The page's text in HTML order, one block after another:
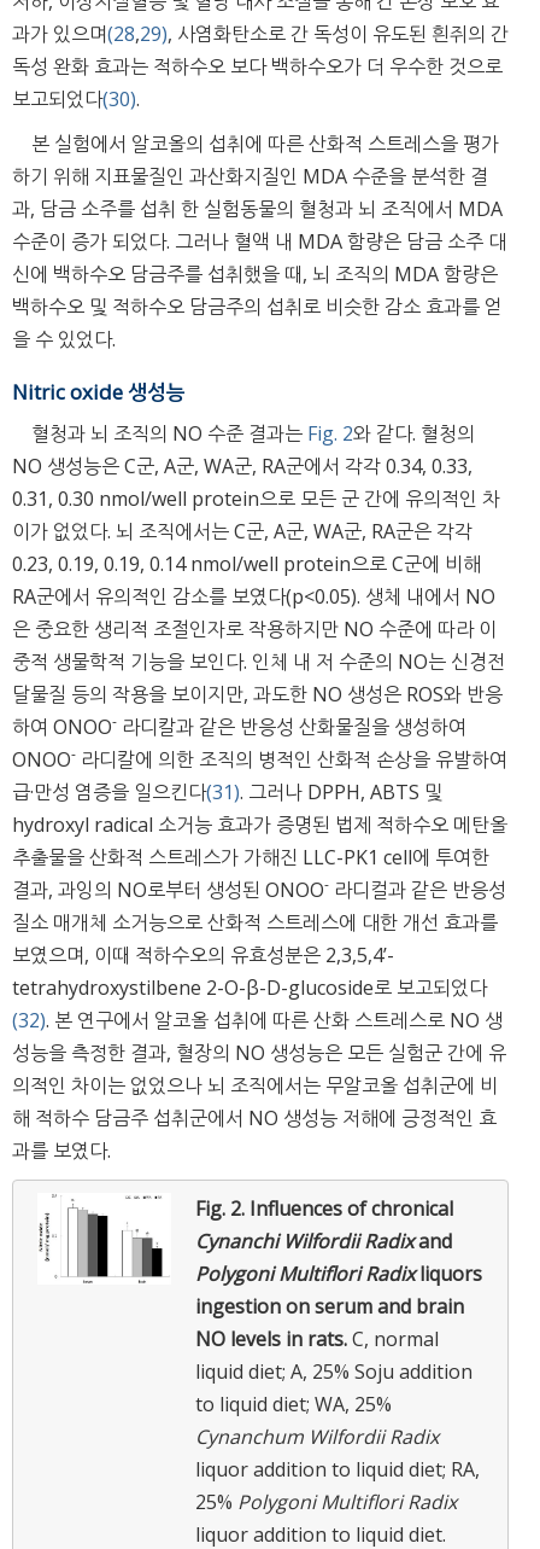
과가 있으며(28,29), 사염화탄소로 간 독성이 유도된 흰쥐의 간
독성 완화 효과는 적하수오 보다 백하수오가 더 우수한 것으로
보고되었다(30).
본 실험에서 알코올의 섭취에 따른 산화적 스트레스을 평가
하기 위해 지표물질인 과산화지질인 MDA 수준을 분석한 결
과, 담금 소주를 섭취 한 실험동물의 혈청과 뇌 조직에서 MDA
수준이 증가 되었다. 그러나 혈액 내 MDA 함량은 담금 소주 대
신에 백하수오 담금주를 섭취했을 때, 뇌 조직의 MDA 함량은
백하수오 및 적하수오 담금주의 섭취로 비슷한 감소 효과를 얻
을 수 있었다.
Nitric oxide 생성능
혈청과 뇌 조직의 NO 수준 결과는 Fig. 2와 같다. 혈청의
NO 생성능은 C군, A군, WA군, RA군에서 각각 0.34, 0.33,
0.31, 0.30 nmol/well protein으로 모든 군 간에 유의적인 차
이가 없었다. 뇌 조직에서는 C군, A군, WA군, RA군은 각각
0.23, 0.19, 0.19, 0.14 nmol/well protein으로 C군에 비해
RA군에서 유의적인 감소를 보였다(p<0.05). 생체 내에서 NO
은 중요한 생리적 조절인자로 작용하지만 NO 수준에 따라 이
중적 생물학적 기능을 보인다. 인체 내 저 수준의 NO는 신경전
달물질 등의 작용을 보이지만, 과도한 NO 생성은 ROS와 반응
하여 ONOO- 라디칼과 같은 반응성 산화물질을 생성하여
ONOO- 라디칼에 의한 조직의 병적인 산화적 손상을 유발하여
급·만성 염증을 일으킨다(31). 그러나 DPPH, ABTS 및
hydroxyl radical 소거능 효과가 증명된 법제 적하수오 메탄올
추출물을 산화적 스트레스가 가해진 LLC-PK1 cell에 투여한
결과, 과잉의 NO로부터 생성된 ONOO- 라디컬과 같은 반응성
질소 매개체 소거능으로 산화적 스트레스에 대한 개선 효과를
보였으며, 이때 적하수오의 유효성분은 2,3,5,4’-
tetrahydroxystilbene 2-O-β-D-glucoside로 보고되었다
(32). 본 연구에서 알코올 섭취에 따른 산화 스트레스로 NO 생
성능을 측정한 결과, 혈장의 NO 생성능은 모든 실험군 간에 유
의적인 차이는 없었으나 뇌 조직에서는 무알코올 섭취군에 비
해 적하수 담금주 섭취군에서 NO 생성능 저해에 긍정적인 효
과를 보였다.
Fig. 2. Influences of chronical
Cynanchi Wilfordii Radixand
Polygoni Multiflori Radixliquors
ingestion on serum and brain
NO levels in rats.C, normal
liquid diet; A, 25% Soju addition
to liquid diet; WA, 25%
Cynanchum Wilfordii Radix
liquor addition to liquid diet; RA,
25% Polygoni Multiflori Radix
liquor addition to liquid diet.